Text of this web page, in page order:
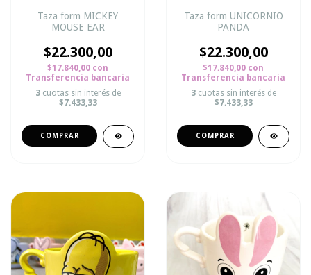
Taza form MICKEY
MOUSE EAR
$22.300,00
$17.840,00 con
Transferencia bancaria
3 cuotas sin interés de
$7.433,33
Taza form UNICORNIO
PANDA
$22.300,00
$17.840,00 con
Transferencia bancaria
3 cuotas sin interés de
$7.433,33